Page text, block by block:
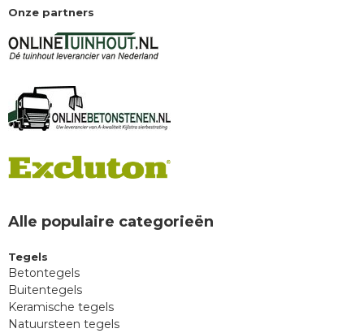
Onze partners
Alle populaire categorieën
Tegels
Betontegels
Buitentegels
Keramische tegels
Natuursteen tegels